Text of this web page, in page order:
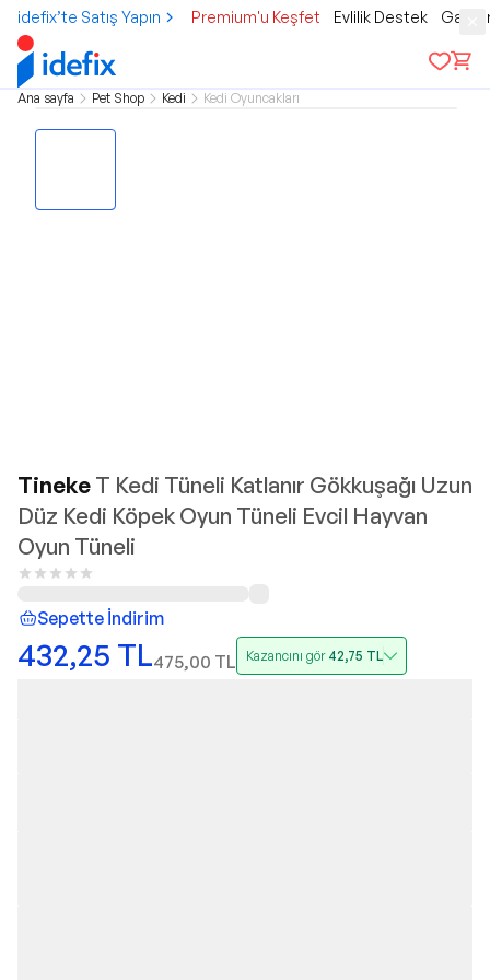
idefix’te Satış Yapın Premium'u Keşfet Evlilik Destek
Ana sayfa Pet Shop Kedi Kedi Oyuncakları
Tineke T Kedi Tüneli Katlanır Gökkuşağı Uzun
Düz Kedi Köpek Oyun Tüneli Evcil Hayvan
Oyun Tüneli
Sepette İndirim
432,25 TL475,00 TL Kazancını gör 42,75 TL